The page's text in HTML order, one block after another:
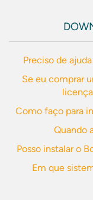
Preciso de
Se eu comprar
Como faço para
Quando
Posso instalar o
Em que